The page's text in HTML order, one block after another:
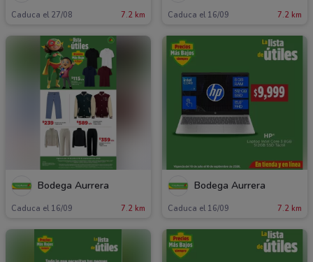
Caduca el 27/08 7.2 km Caduca el 16/09 7.2 km
Bodega Aurrera
Caduca el 16/09 7.2 km
Bodega Aurrera
Caduca el 16/09 7.2 km